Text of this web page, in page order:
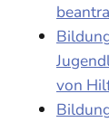
von